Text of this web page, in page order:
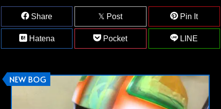
Share Post Pin It
Hatena Pocket LINE
NEW BOG